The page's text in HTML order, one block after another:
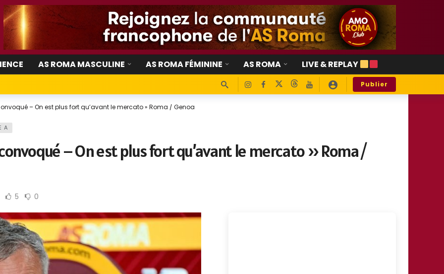
AS ROMA MASCULINE AS ROMA FÉMININE AS ROMA LIVE & REPLAY
Publier
– On est plus fort qu’avant le mercato » Roma / Genoa
A
– On est plus fort qu’avant le mercato » Roma /
5 0